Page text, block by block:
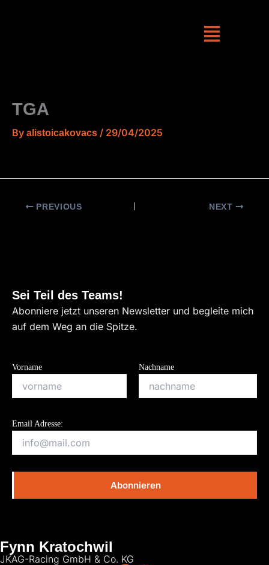
TGA
By alistoicakovacs / 29/04/2025
PREVIOUS NEXT
Sei Teil des Teams!
Abonniere jetzt unseren Newsletter und begleite mich
auf dem Weg an die Spitze.
Vorname Nachname
Email Adresse:
Fynn Kratochwil
JKAG-Racing GmbH & Co. KG